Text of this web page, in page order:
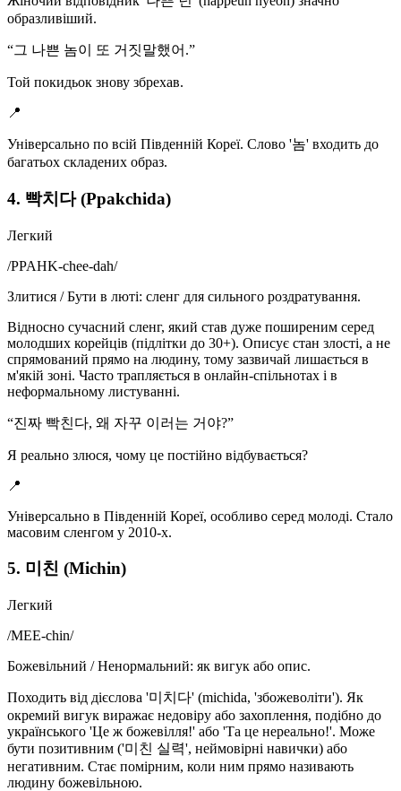
образливіший.
“그 나쁜 놈이 또 거짓말했어.”
Той покидьок знову збрехав.
📍
Універсально по всій Південній Кореї. Слово '놈' входить до
багатьох складених образ.
4. 빡치다 (Ppakchida)
Легкий
/PPAHK-chee-dah/
Злитися / Бути в люті: сленг для сильного роздратування.
Відносно сучасний сленг, який став дуже поширеним серед
молодших корейців (підлітки до 30+). Описує стан злості, а не
спрямований прямо на людину, тому зазвичай лишається в
м'якій зоні. Часто трапляється в онлайн-спільнотах і в
неформальному листуванні.
“진짜 빡친다, 왜 자꾸 이러는 거야?”
Я реально злюся, чому це постійно відбувається?
📍
Універсально в Південній Кореї, особливо серед молоді. Стало
масовим сленгом у 2010-х.
5. 미친 (Michin)
Легкий
/MEE-chin/
Божевільний / Ненормальний: як вигук або опис.
Походить від дієслова '미치다' (michida, 'збожеволіти'). Як
окремий вигук виражає недовіру або захоплення, подібно до
українського 'Це ж божевілля!' або 'Та це нереально!'. Може
бути позитивним ('미친 실력', неймовірні навички) або
негативним. Стає помірним, коли ним прямо називають
людину божевільною.